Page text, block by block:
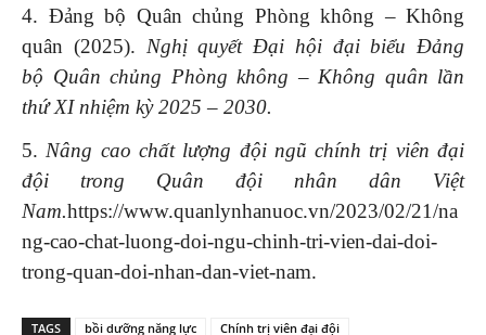
4. Đảng bộ Quân chủng Phòng không – Không
quân (2025). Nghị quyết Đại hội đại biểu Đảng
bộ Quân chủng Phòng không–Không quân lần
thứXInhiệm kỳ 2025– 2030.
5. Nâng cao chất lượng đội ngũ chính trị viên đại
đội trong Quân đội nhân dân Việt
Nam.https://www.quanlynhanuoc.vn/2023/02/21/na
ng-cao-chat-luong-doi-ngu-chinh-tri-vien-dai-doi-
trong-quan-doi-nhan-dan-viet-nam.
TAGS bồi dưỡng năng lực
Chính trị viên đại đội